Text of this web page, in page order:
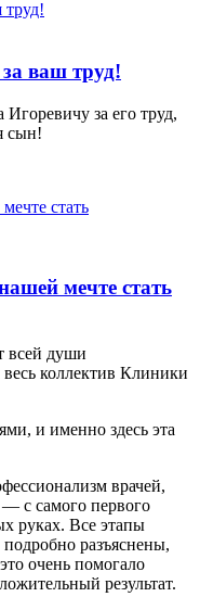
ваш труд!
за его труд,
сын!
мечте стать
всей души
коллектив Клиники
и именно здесь эта
врачей,
с самого первого
руках. Все этапы
разъяснены,
очень помогало
результат.